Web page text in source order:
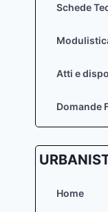
Schede
Atti e
Domande
Home